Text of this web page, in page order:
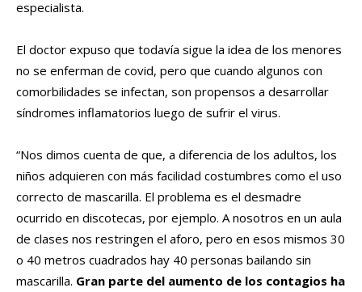
especialista.
El doctor expuso que todavía sigue la idea de los menores
no se enferman de covid, pero que cuando algunos con
comorbilidades se infectan, son propensos a desarrollar
síndromes inflamatorios luego de sufrir el virus.
“Nos dimos cuenta de que, a diferencia de los adultos, los
niños adquieren con más facilidad costumbres como el uso
correcto de mascarilla. El problema es el desmadre
ocurrido en discotecas, por ejemplo. A nosotros en un aula
de clases nos restringen el aforo, pero en esos mismos 30
o 40 metros cuadrados hay 40 personas bailando sin
mascarilla. Gran parte del aumento de los contagios ha